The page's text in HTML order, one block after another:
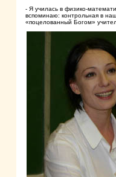
- Я училась в физико-
вспоминаю: контрольная в
«поцелованный Богом»